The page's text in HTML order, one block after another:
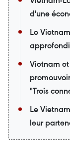
d'une
Le
Vietnam
"Trois
Le
leur